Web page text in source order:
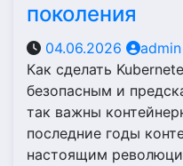
поколения
04.06.2026
admin
Как сделать
безопасным и
так важны
последние годы
настоящим